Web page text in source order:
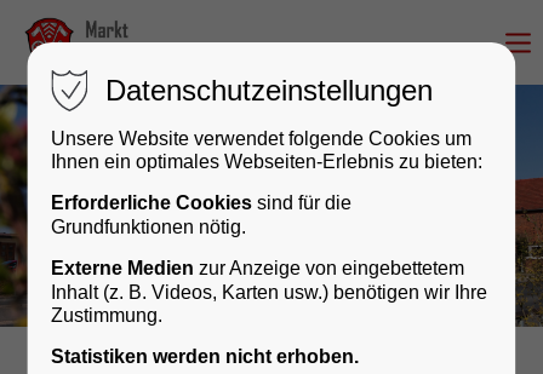
Datenschutzeinstellungen
Unsere Website verwendet folgende Cookies um
Ihnen ein optimales Webseiten-Erlebnis zu bieten:
Erforderliche Cookies sind für die
Grundfunktionen nötig.
Externe Medien zur Anzeige von eingebettetem
Inhalt (z. B. Videos, Karten usw.) benötigen wir Ihre
Zustimmung.
Statistiken werden nicht erhoben.